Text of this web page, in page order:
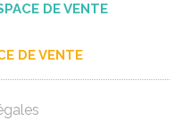
DE VENTE
DE VENTE